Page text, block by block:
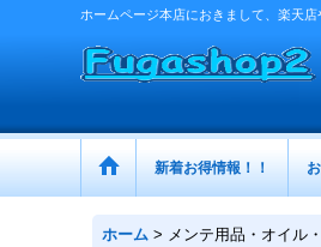
ホームページ本店におきまして、楽天
新着お得情報！！
ホーム > メンテ用品・オイル